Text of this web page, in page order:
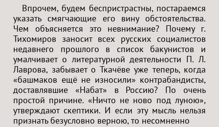
Впрочем, будем беспристрастны, постараемся
указать смягчающие его вину обстоятельства.
Чем объясняется это невнимание? Почему г.
Тихомиров заносит всех русских социалистов
недавнего прошлого в список бакунистов и
умалчивает о литературной деятельности П. Л.
Лаврова, забывает о Ткачёве уже теперь, когда
«башмаков ещё не износили» контрабандисты,
доставлявшие «Набат» в Россию? По очень
простой причине. «Ничто не ново под луною»,
утверждают скептики. И если эту мысль нельзя
признать безусловно верною, то несомненно